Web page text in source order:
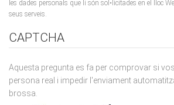
CAPTCHA
Aquesta pregunta es fa per comprovar si
brossa.